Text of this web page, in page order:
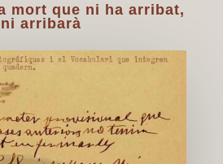
mort que ni ha arribat,
ni arribarà